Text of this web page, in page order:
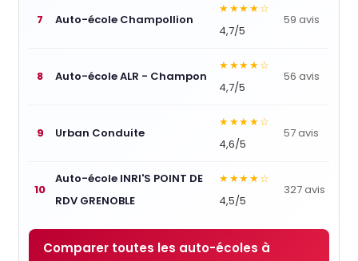
7 Auto-école Champollion
★★★★☆
4,7/5
59 avis
8 Auto-école ALR - Champon
★★★★☆
4,7/5
56 avis
9 Urban Conduite
★★★★☆
4,6/5
57 avis
10
Auto-école INRI'S POINT DE
RDV GRENOBLE
★★★★☆
4,5/5
327 avis
Comparer toutes les auto-écoles à